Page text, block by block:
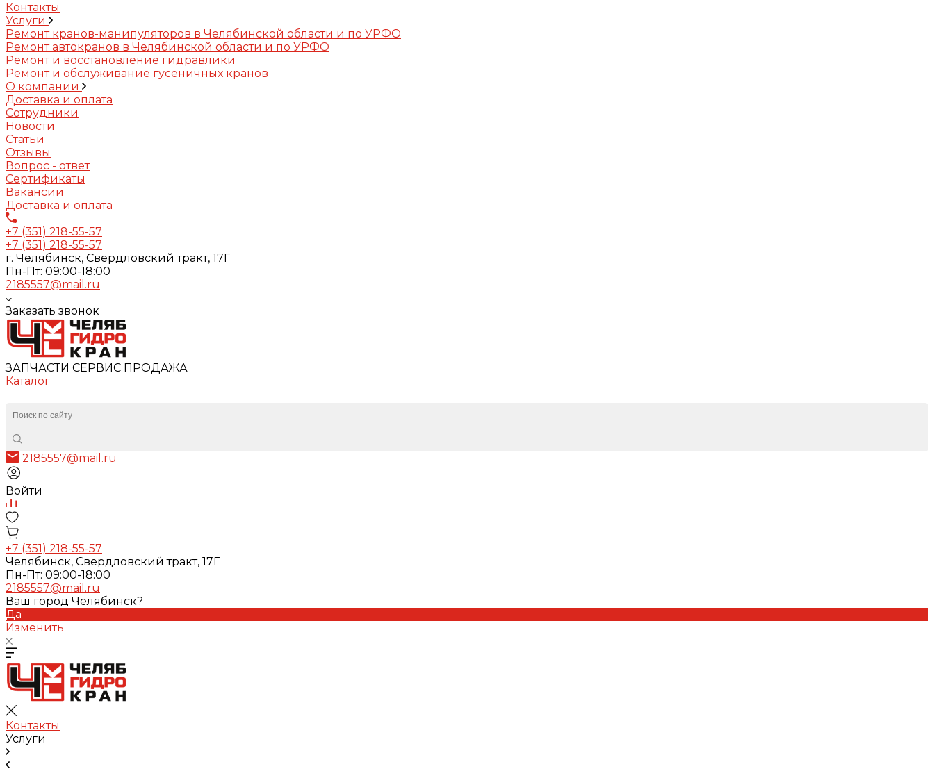
Контакты
Услуги
Ремонт кранов-манипуляторов в Челябинской области и по УРФО
Ремонт автокранов в Челябинской области и по УРФО
Ремонт и восстановление гидравлики
Ремонт и обслуживание гусеничных кранов
О компании
Доставка и оплата
Сотрудники
Новости
Статьи
Отзывы
Вопрос - ответ
Сертификаты
Вакансии
Доставка и оплата
+7 (351) 218-55-57
+7 (351) 218-55-57
г. Челябинск, Свердловский тракт, 17Г
Пн-Пт: 09:00-18:00
2185557@mail.ru
Заказать звонок
ЗАПЧАСТИ СЕРВИС ПРОДАЖА
Каталог
2185557@mail.ru
Войти
+7 (351) 218-55-57
Челябинск, Свердловский тракт, 17Г
Пн-Пт: 09:00-18:00
2185557@mail.ru
Ваш город Челябинск?
Да
Изменить
Контакты
Услуги